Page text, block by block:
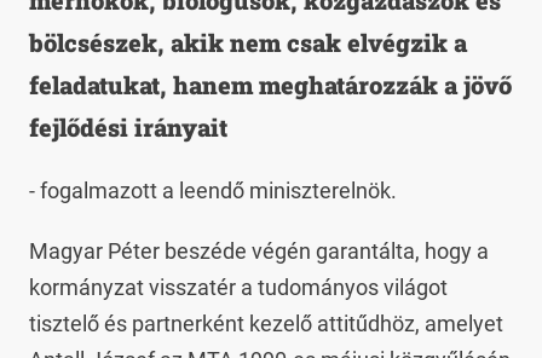
bölcsészek, akik nem csak elvégzik a
feladatukat, hanem meghatározzák a jövő
fejlődési irányait
- fogalmazott a leendő miniszterelnök.
Magyar Péter beszéde végén garantálta, hogy a
kormányzat visszatér a tudományos világot
tisztelő és partnerként kezelő attitűdhöz, amelyet